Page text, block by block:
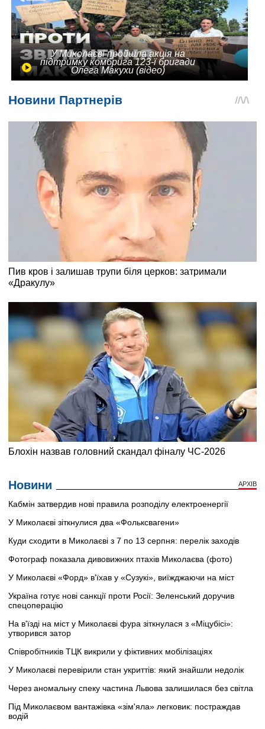
У Миколаєві пройшла акція на
підтримку комбрига 123-ї бригади
Олега Макухи (відео)
Новини АРХІВ
Кабмін затвердив нові правила розподілу електроенергії
У Миколаєві зіткнулися два «Фольксвагени»
Куди сходити в Миколаєві з 7 по 13 серпня: перелік заходів
Фотограф показала дивовижних птахів Миколаєва (фото)
У Миколаєві «Форд» в'їхав у «Сузукі», виїжджаючи на міст
Україна готує нові санкції проти Росії: Зеленський доручив
спецоперацію
На в'їзді на міст у Миколаєві фура зіткнулася з «Міцубісі»:
утворився затор
Співробітників ТЦК викрили у фіктивних мобілізаціях
У Миколаєві перевірили стан укриттів: який знайшли недолік
Через аномальну спеку частина Львова залишилася без світла
Під Миколаєвом вантажівка «зім'яла» легковик: постраждав
водій